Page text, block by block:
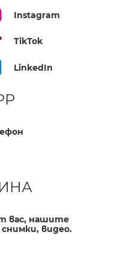
Instagram
TikTok
LinkedIn
вас, нашите
видео.